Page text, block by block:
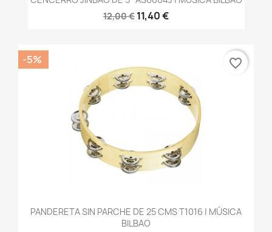
12,00 € 11,40 €
PANDERETA SIN PARCHE DE 25 CMS T1016 | MÚSICA
BILBAO
-5% favorite_border